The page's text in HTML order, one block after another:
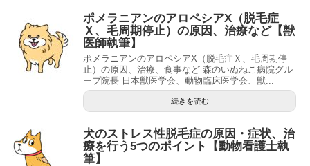
ポメラニアンのアロペシアX（脱毛症
Ｘ、毛周期停止）の原因、治療など【獣
医師執筆】
ポメラニアンのアロペシアX（脱毛症Ｘ、毛周期停
止）の原因、治療、食事など 森のいぬねこ病院グル
ープ院長 日本獣医学会、動物臨床医学会、獣...
続きを読む
犬のストレス性脱毛症の原因・症状、治
療を行う5つのポイント【動物看護士執
筆】